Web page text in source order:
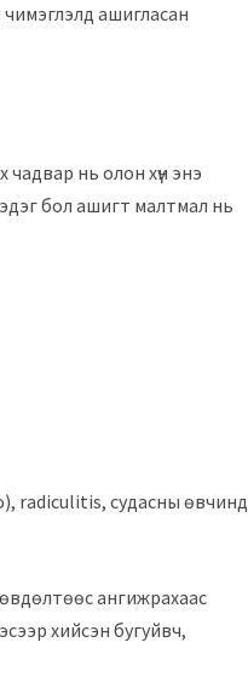
ашигласан
нь олон хүн энэ
бол ашигт малтмал нь
radiculitis, судасны өвчинд
өвдөлтөөс ангижрахаас
хийсэн бугуйвч,